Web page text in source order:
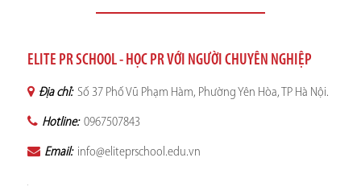
ELITE PR SCHOOL - HỌC PR VỚI NGƯỜI CHUYÊN NGHIỆP
Địa chỉ: Số 37 Phố Vũ Phạm Hàm, Phường Yên Hòa, TP Hà Nội.
Hotline: 0967507843
Email: info@eliteprschool.edu.vn